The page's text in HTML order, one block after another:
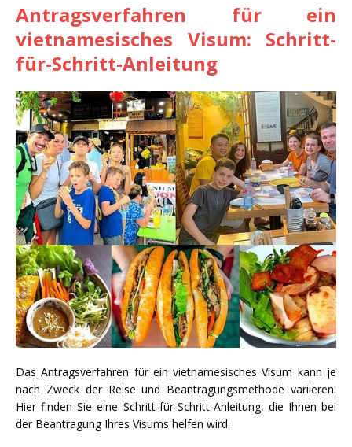
Antragsverfahren für ein
vietnamesisches Visum: Schritt-
für-Schritt-Anleitung
Das Antragsverfahren für ein vietnamesisches Visum kann je
nach Zweck der Reise und Beantragungsmethode variieren.
Hier finden Sie eine Schritt-für-Schritt-Anleitung, die Ihnen bei
der Beantragung Ihres Visums helfen wird.